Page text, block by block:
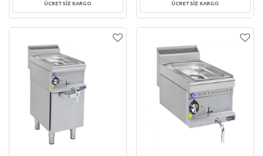
ÜCRETSİZ KARGO
Sepete Ekle
ÜCRETSİZ KARGO
Sepete Ekle